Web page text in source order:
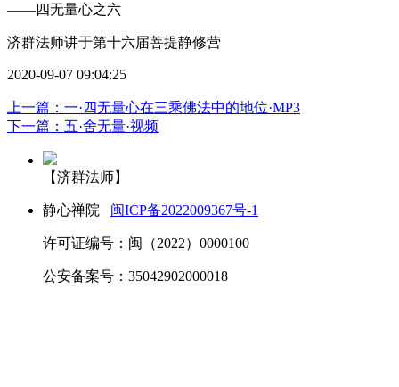
——四无量心之六
济群法师讲于第十六届菩提静修营
2020-09-07 09:04:25
上一篇：一·四无量心在三乘佛法中的地位·MP3
下一篇：五·舍无量·视频
【济群法师】
静心禅院 闽ICP备2022009367号-1
许可证编号：闽（2022）0000100
公安备案号：35042902000018